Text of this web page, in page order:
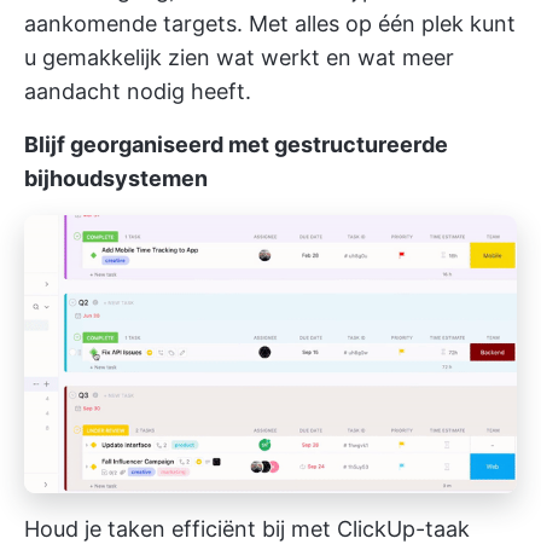
aankomende targets. Met alles op één plek kunt
u gemakkelijk zien wat werkt en wat meer
aandacht nodig heeft.
Blijf georganiseerd met gestructureerde
bijhoudsystemen
Houd je taken efficiënt bij met ClickUp-taak